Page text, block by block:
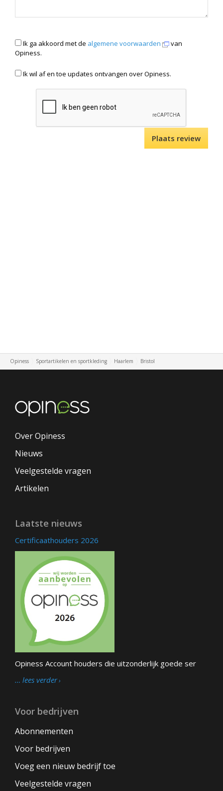
Ik ga akkoord met de algemene voorwaarden
van
Opiness.
Ik wil af en toe updates ontvangen over Opiness.
Opiness Sportartikelen en sportkleding Haarlem Bristol
Over Opiness
Nieuws
Veelgestelde vragen
Artikelen
Laatste nieuws
Certificaathouders 2026
Opiness Account houders die uitzonderlijk goede ser
… lees verder
Voor bedrijven
Abonnementen
Voor bedrijven
Voeg een nieuw bedrijf toe
Veelgestelde vragen